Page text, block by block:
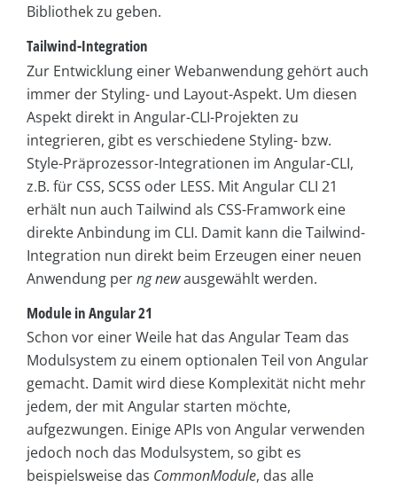
Bibliothek zu geben.
Tailwind-Integration
Zur Entwicklung einer Webanwendung gehört auch
immer der Styling- und Layout-Aspekt. Um diesen
Aspekt direkt in Angular-CLI-Projekten zu
integrieren, gibt es verschiedene Styling- bzw.
Style-Präprozessor-Integrationen im Angular-CLI,
z.B. für CSS, SCSS oder LESS. Mit Angular CLI 21
erhält nun auch Tailwind als CSS-Framwork eine
direkte Anbindung im CLI. Damit kann die Tailwind-
Integration nun direkt beim Erzeugen einer neuen
Anwendung perng newausgewählt werden.
Module in Angular 21
Schon vor einer Weile hat das Angular Team das
Modulsystem zu einem optionalen Teil von Angular
gemacht. Damit wird diese Komplexität nicht mehr
jedem, der mit Angular starten möchte,
aufgezwungen. Einige APIs von Angular verwenden
jedoch noch das Modulsystem, so gibt es
beispielsweise das CommonModule, das alle